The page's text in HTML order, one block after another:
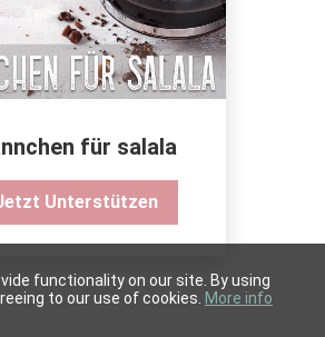
für salala
Unterstützen
functionality on our site. By using
to our use of cookies. More info